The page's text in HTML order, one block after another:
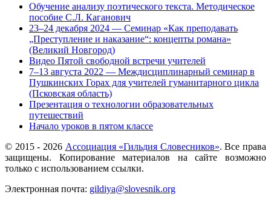
Обучение анализу поэтического текста. Методическое
пособие С.Л. Каганович
23–24 декабря 2024 — Семинар «Как преподавать
„Преступление и наказание“: концепты романа»
(Великий Новгород)
Видео Пятой свободной встречи учителей
7–13 августа 2022 — Междисциплинарный семинар в
Пушкинских Горах для учителей гуманитарного цикла
(Псковская область)
Презентация о технологии образовательных
путешествий
Начало уроков в пятом классе
© 2015 - 2026 Ассоциация «Гильдия Словесников». Все права
защищены. Копирование материалов на сайте возможно
только с использованием ссылки.
Электронная почта: gildiya@slovesnik.org